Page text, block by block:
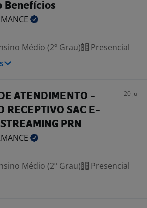
Benefícios
Médio (2º Grau)
Presencial
ATENDIMENTO -
RECEPTIVO SAC E-
PRN
20 jul
Médio (2º Grau) Presencial